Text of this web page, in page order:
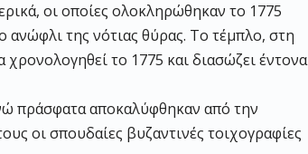
οι οποίες ολοκληρώθηκαν το 1775
ανώφλι της νότιας θύρας. Το τέμπλο, στη
το 1775 και διασώζει έντονα
πράσφατα αποκαλύφθηκαν από την
οι σπουδαίες βυζαντινές τοιχογραφίες